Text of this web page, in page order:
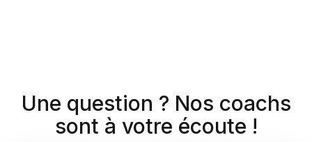
Une question ? Nos coachs
sont à votre écoute !